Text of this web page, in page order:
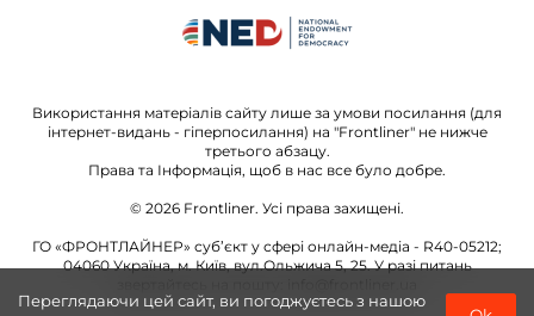
Переглядаючи цей сайт, ви погоджуєтесь з нашою
Використання матеріалів сайту лише за умови посилання (для
інтернет-видань - гіперпосилання) на "Frontliner" не нижче
третього абзацу.
Права та Інформація, щоб в нас все було добре.
© 2026 Frontliner. Усі права захищені.
ГО «ФРОНТЛАЙНЕР» суб’єкт у сфері онлайн-медіа - R40-05212;
04060 Україна, м. Київ, вул.Ольжича 5, 25. У разі питань